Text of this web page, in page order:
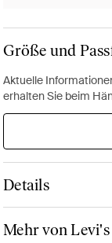
Größe und
Aktuelle
erhalten Sie beim
Details
Mehr von Levi's